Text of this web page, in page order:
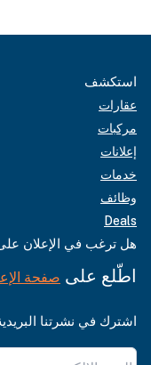
استكشف
عقارات
مركبات
إعلانات
خدمات
وظائف
Deals
هل ترغب في الإعلان
اطّلع على صفحة
اشترك في نشرتنا